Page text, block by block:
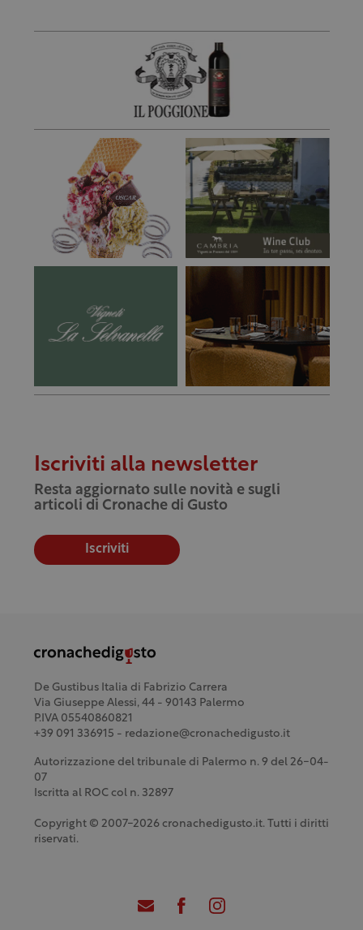
Iscriviti alla newsletter
Resta aggiornato sulle novità e sugli
articoli di Cronache di Gusto
Iscriviti
De Gustibus Italia di Fabrizio Carrera
Via Giuseppe Alessi, 44 - 90143 Palermo
P.IVA 05540860821
+39 091 336915 - redazione@cronachedigusto.it
Autorizzazione del tribunale di Palermo n. 9 del 26-04-
07
Iscritta al ROC col n. 32897
Copyright © 2007-2026 cronachedigusto.it. Tutti i diritti
riservati.